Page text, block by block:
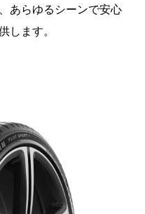
あらゆるシーンで安心
します。